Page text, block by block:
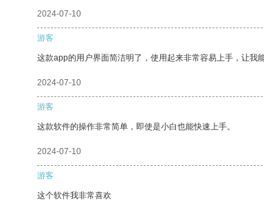
2024-07-10
游客
这款app的用户界面简洁明了，使用起来非常容易上手，让我
2024-07-10
游客
这款软件的操作非常简单，即使是小白也能快速上手。
2024-07-10
游客
这个软件我非常喜欢